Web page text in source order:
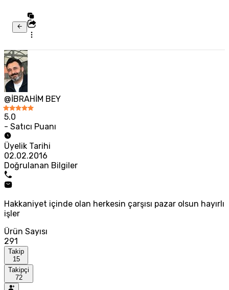
@İBRAHİM BEY
5.0
- Satıcı Puanı
Üyelik Tarihi
02.02.2016
Doğrulanan Bilgiler
Hakkaniyet içinde olan herkesin çarşısı pazar olsun hayırlı
işler
Ürün Sayısı
291
Takip
15
Takipçi
72